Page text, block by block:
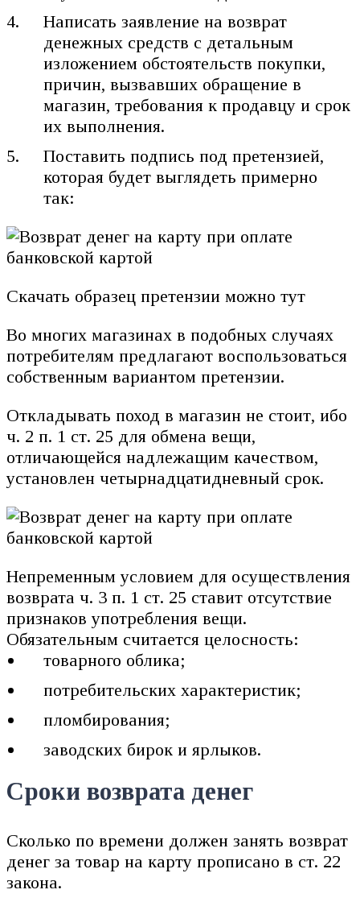
Написать заявление на возврат
денежных средств с детальным
изложением обстоятельств покупки,
причин, вызвавших обращение в
магазин, требования к продавцу и срок
их выполнения.
Поставить подпись под претензией,
которая будет выглядеть примерно
так:
Скачать образец претензии можно тут
Во многих магазинах в подобных случаях
потребителям предлагают воспользоваться
собственным вариантом претензии.
Откладывать поход в магазин не стоит, ибо
ч. 2 п. 1 ст. 25 для обмена вещи,
отличающейся надлежащим качеством,
установлен четырнадцатидневный срок.
Непременным условием для осуществления
возврата ч. 3 п. 1 ст. 25 ставит отсутствие
признаков употребления вещи.
Обязательным считается целосность:
товарного облика;
потребительских характеристик;
пломбирования;
заводских бирок и ярлыков.
Сроки возврата денег
Сколько по времени должен занять возврат
денег за товар на карту прописано в ст. 22
закона.